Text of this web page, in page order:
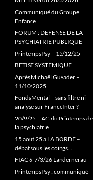
Communiqué du Groupe
Enfance
FORUM : DEFENSE DE LA
PSYCHIATRIE PUBLIQUE
PrintempsPsy – 15/12/25
BETISE SYSTEMIQUE
Après Michaël Guyader –
11/10/2025
FondaMental – sans filtre ni
analyse sur FranceInter ?
20/9/25 – AG du Printemps de
la psychiatrie
15 aout 25 a LA BORDE –
débat sous les coings…
FIAC 6-7/3/26 Landernerau
PrintempsPsy : communiqué